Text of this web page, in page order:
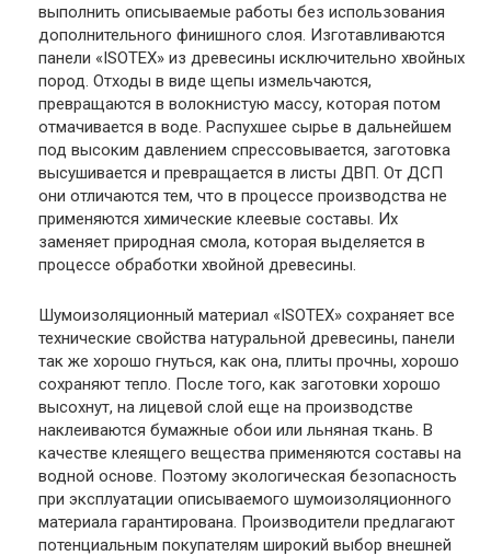
выполнить описываемые работы без использования
дополнительного финишного слоя. Изготавливаются
панели «ISOTEX» из древесины исключительно хвойных
пород. Отходы в виде щепы измельчаются,
превращаются в волокнистую массу, которая потом
отмачивается в воде. Распухшее сырье в дальнейшем
под высоким давлением спрессовывается, заготовка
высушивается и превращается в листы ДВП. От ДСП
они отличаются тем, что в процессе производства не
применяются химические клеевые составы. Их
заменяет природная смола, которая выделяется в
процессе обработки хвойной древесины.
Шумоизоляционный материал «ISOTEX» сохраняет все
технические свойства натуральной древесины, панели
так же хорошо гнуться, как она, плиты прочны, хорошо
сохраняют тепло. После того, как заготовки хорошо
высохнут, на лицевой слой еще на производстве
наклеиваются бумажные обои или льняная ткань. В
качестве клеящего вещества применяются составы на
водной основе. Поэтому экологическая безопасность
при эксплуатации описываемого шумоизоляционного
материала гарантирована. Производители предлагают
потенциальным покупателям широкий выбор внешней